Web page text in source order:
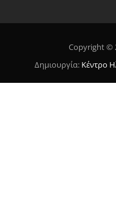
Copyright ©
Δημιουργία: Κέντρο